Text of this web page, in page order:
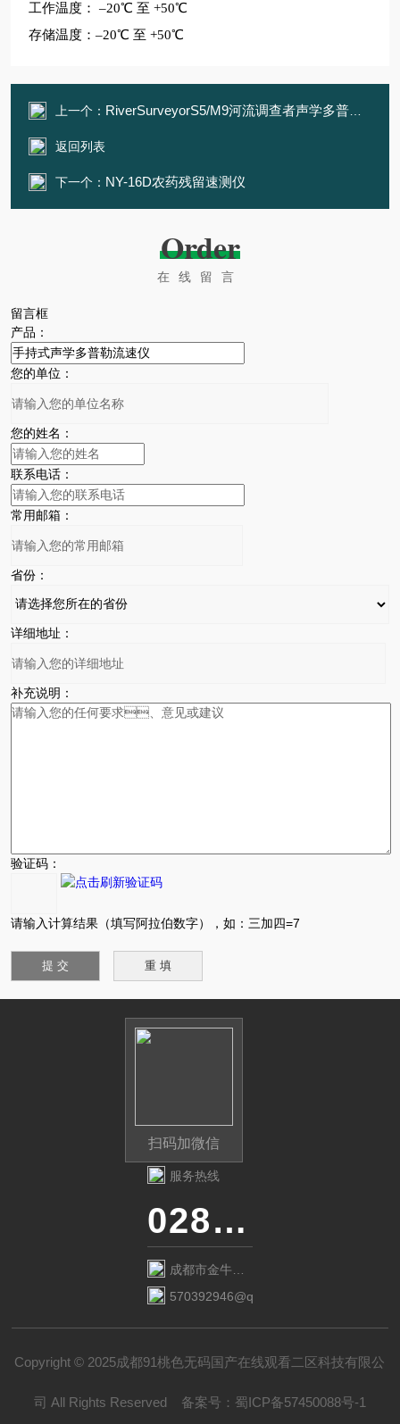
工作温度： –20℃ 至 +50℃
存储温度：–20℃ 至 +50℃
上一个： RiverSurveyorS5/M9河流调查者声学多普勒水流剖面仪
返回列表
下一个： NY-16D农药残留速测仪
Order
在线留言
留言框
产品：
您的单位：
您的姓名：
联系电话：
常用邮箱：
省份：
详细地址：
补充说明：
验证码：
请输入计算结果（填写阿拉伯数字），如：三加四=7
扫码加微信
服务热线
028-87741718
成都市金牛区
金府路799号1
570392946@qq.com
Copyright © 2025成都91桃色无码国产在线观看二区科技有限公
司 All Rights Reserved 备案号： 蜀ICP备57450088号-1